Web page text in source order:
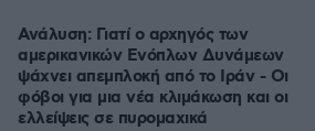
Ανάλυση: Γιατί ο αρχηγός των
αμερικανικών Ενόπλων Δυνάμεων
ψάχνει απεμπλοκή από το Ιράν - Οι
φόβοι για μια νέα κλιμάκωση και οι
ελλείψεις σε πυρομαχικά